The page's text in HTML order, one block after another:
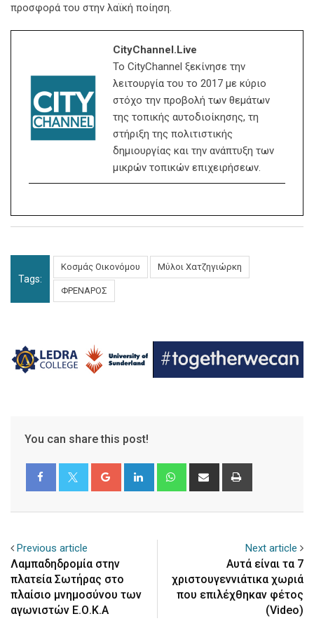
προσφορά του στην λαϊκή ποίηση.
CityChannel.live
Το CityChannel ξεκίνησε την
λειτουργία του το 2017 με κύριο
στόχο την προβολή των θεμάτων
της τοπικής αυτοδιοίκησης, τη
στήριξη της πολιτιστικής
δημιουργίας και την ανάπτυξη των
μικρών τοπικών επιχειρήσεων.
Tags:
Κοσμάς Οικονόμου Μύλοι Χατζηγιώρκη
ΦΡΕΝΑΡΟΣ
You can share this post!
Google+ LinkedIn WhatsappShare
Previous article
Λαμπαδηδρομία στην
πλατεία Σωτήρας στο
πλαίσιο μνημοσύνου των
αγωνιστών Ε.Ο.Κ.Α
Next article
Αυτά είναι τα 7
χριστουγεννιάτικα χωριά
που επιλέχθηκαν φέτος
(Video)